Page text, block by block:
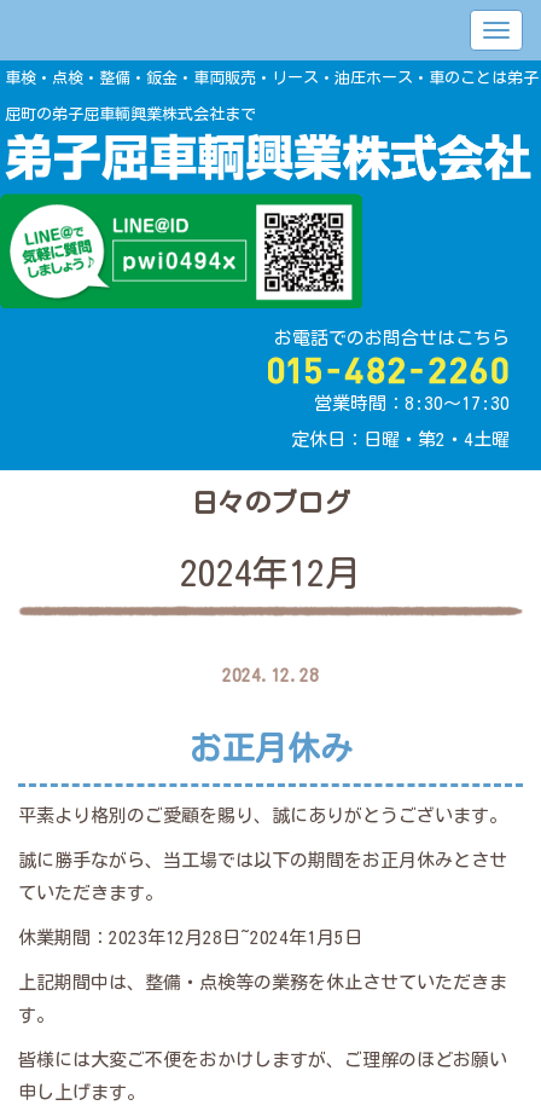
車検・点検・整備・鈑金・車両販売・リース・油圧ホース・車のことは弟子
屈町の弟子屈車輌興業株式会社まで
お電話でのお問合せはこちら
営業時間：8:30〜17:30
定休日：日曜・第2・4土曜
日々のブログ
2024年12月
2024.12.28
お正月休み
平素より格別のご愛顧を賜り、誠にありがとうございます。
誠に勝手ながら、当工場では以下の期間をお正月休みとさせ
ていただきます。
休業期間：2023年12月28日~2024年1月5日
上記期間中は、整備・点検等の業務を休止させていただきま
す。
皆様には大変ご不便をおかけしますが、ご理解のほどお願い
申し上げます。